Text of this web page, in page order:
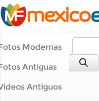
Modernas
Antiguas
Antiguos